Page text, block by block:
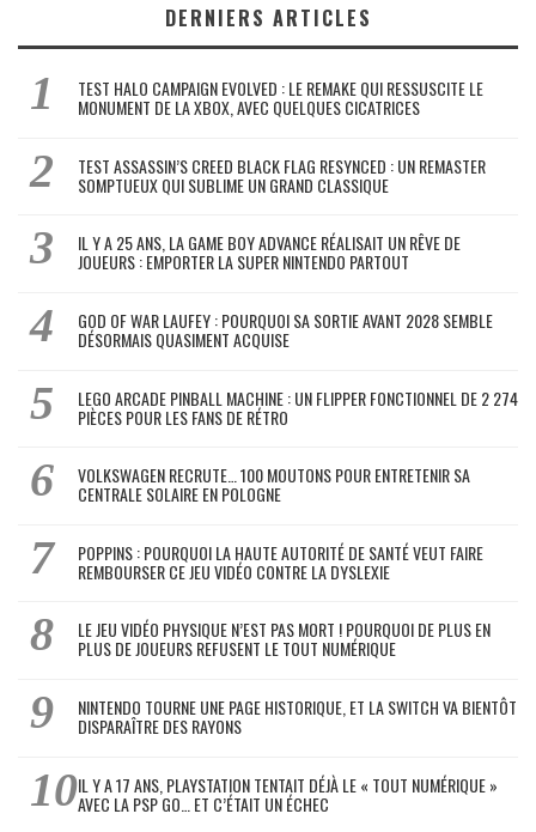
DERNIERS ARTICLES
TEST HALO CAMPAIGN EVOLVED : LE REMAKE QUI RESSUSCITE LE
MONUMENT DE LA XBOX, AVEC QUELQUES CICATRICES
TEST ASSASSIN’S CREED BLACK FLAG RESYNCED : UN REMASTER
SOMPTUEUX QUI SUBLIME UN GRAND CLASSIQUE
IL Y A 25 ANS, LA GAME BOY ADVANCE RÉALISAIT UN RÊVE DE
JOUEURS : EMPORTER LA SUPER NINTENDO PARTOUT
GOD OF WAR LAUFEY : POURQUOI SA SORTIE AVANT 2028 SEMBLE
DÉSORMAIS QUASIMENT ACQUISE
LEGO ARCADE PINBALL MACHINE : UN FLIPPER FONCTIONNEL DE 2 274
PIÈCES POUR LES FANS DE RÉTRO
VOLKSWAGEN RECRUTE… 100 MOUTONS POUR ENTRETENIR SA
CENTRALE SOLAIRE EN POLOGNE
POPPINS : POURQUOI LA HAUTE AUTORITÉ DE SANTÉ VEUT FAIRE
REMBOURSER CE JEU VIDÉO CONTRE LA DYSLEXIE
LE JEU VIDÉO PHYSIQUE N’EST PAS MORT ! POURQUOI DE PLUS EN
PLUS DE JOUEURS REFUSENT LE TOUT NUMÉRIQUE
NINTENDO TOURNE UNE PAGE HISTORIQUE, ET LA SWITCH VA BIENTÔT
DISPARAÎTRE DES RAYONS
IL Y A 17 ANS, PLAYSTATION TENTAIT DÉJÀ LE « TOUT NUMÉRIQUE »
AVEC LA PSP GO… ET C’ÉTAIT UN ÉCHEC